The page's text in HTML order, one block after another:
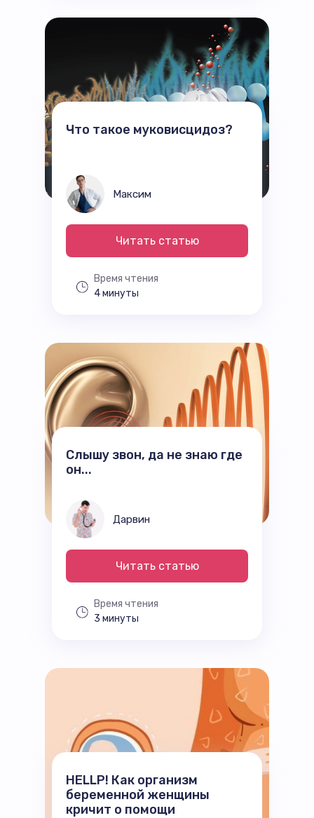
Что такое муковисцидоз?
Максим
Читать статью
Время чтения
4 минуты
Слышу звон, да не знаю где
он...
Дарвин
Читать статью
Время чтения
3 минуты
HELLP! Как организм
беременной женщины
кричит о помощи